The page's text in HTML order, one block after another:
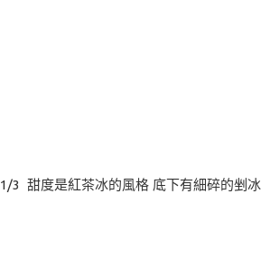
3 甜度是紅茶冰的風格 底下有細碎的剉冰